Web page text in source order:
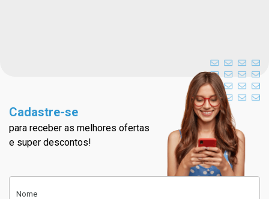
Cadastre-se na nossa
Cadastre-se
para receber as melhores ofertas
e super descontos!
Nome